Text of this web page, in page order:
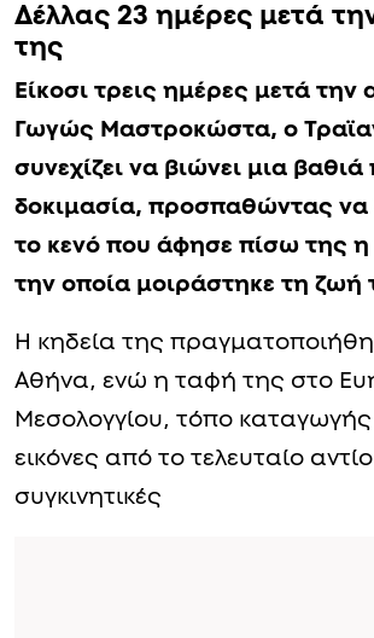
Δέλλας 23 ημέρες μετά
της
Είκοσι τρεις ημέρες μετά την
Γωγώς Μαστροκώστα, ο
συνεχίζει να βιώνει μια
δοκιμασία, προσπαθώντας να
το κενό που άφησε πίσω της η
την οποία μοιράστηκε τη ζωή
Η κηδεία της
Αθήνα, ενώ η ταφή της στο
Μεσολογγίου, τόπο καταγωγής
εικόνες από το τελευταίο αντίο
συγκινητικές